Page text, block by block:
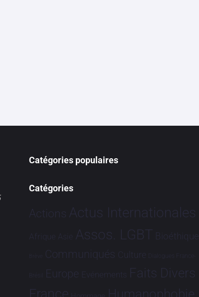
Catégories populaires
Catégories
Actions Actus Internationales
Afrique Asie Assos. LGBT Bioéthique
Brève Communiqués Culture Dialogues France-
Brésil Europe Evénements Faits Divers
Humanophobie